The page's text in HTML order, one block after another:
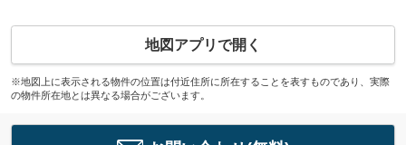
地図アプリで開く
※地図上に表示される物件の位置は付近住所に所在することを表すものであり、実際
の物件所在地とは異なる場合がございます。